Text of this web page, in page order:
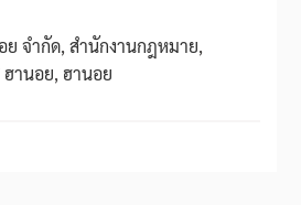
ย จำกัด, สำนักงานกฎหมาย,
ฮานอย, ฮานอย